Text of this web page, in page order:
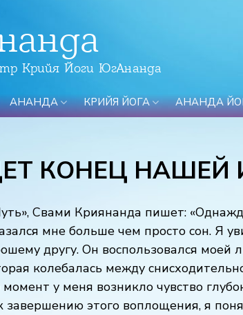
Крийя Йоги ЮгАнанда
АНАНДА КРИЙЯ ЙОГА АНАНДА
КОНЕЦ НАШЕЙ
Свами Криянанда пишет:
мне больше чем просто сон. Я
другу. Он воспользовался моей
колебалась между
у меня возникло чувство
этого воплощения, я